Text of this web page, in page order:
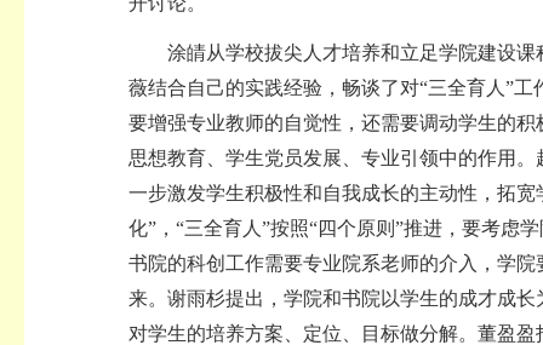
涂皘从学校拔尖人才培养和立足学院建设
薇结合自己的实践经验，畅谈了对“三全育人”
要增强专业教师的自觉性，还需要调动学生的
思想教育、学生党员发展、专业引领中的作用
一步激发学生积极性和自我成长的主动性，拓
化” ，“三全育人”按照“四个原则 ”推进，要考虑
书院的科创工作需要专业院系老师的介入，学
来。谢雨杉提出，学院和书院以学生的成才成
对学生的培养方案、定位、目标做分解。董盈